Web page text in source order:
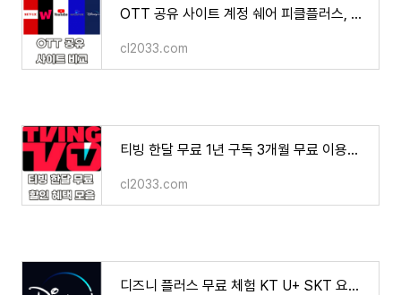
OTT 공유 사이트 계정 쉐어 피클플러스, 링키드, 그레이태그, 벗츠, 쉐어풀 비교 추천
cl2033.com
티빙 한달 무료 1년 구독 3개월 무료 이용권 할인 혜택 방법
cl2033.com
디즈니 플러스 무료 체험 KT U+ SKT 요금제 무료 할인 카드 계정 공유 서비스